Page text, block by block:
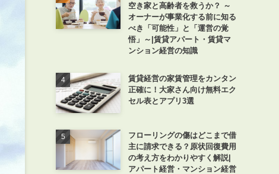
空き家と高齢者を救うか？ ～
オーナーが事業化する前に知る
べき「可能性」と「運営の覚
悟」～|賃貸アパート・賃貸マ
ンション経営の知識
賃貸経営の家賃管理をカンタン
正確に！大家さん向け無料エク
セル表とアプリ3選
フローリングの傷はどこまで借
主に請求できる？原状回復費用
の考え方をわかりやすく解説|
アパート経営・マンション経営